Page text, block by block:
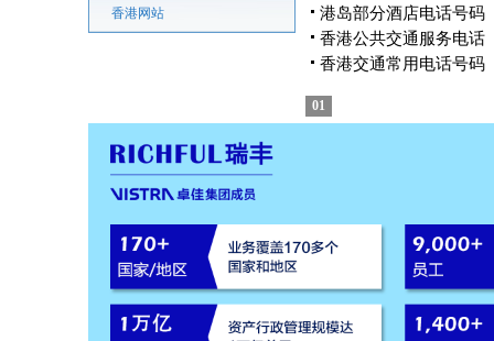
香港网站
港岛部分酒店电话号码
香港公共交通服务电话
香港交通常用电话号码
01